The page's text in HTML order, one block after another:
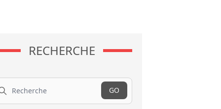
RECHERCHE
GO